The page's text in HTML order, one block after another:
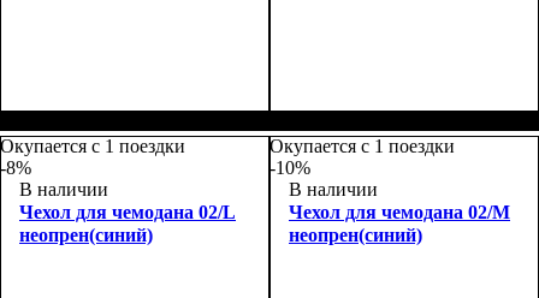
Окупается с 1 поездки
-8%
В наличии
Чехол для чемодана 02/L
неопрен(синий)
Окупается с 1 поездки
-10%
В наличии
Чехол для чемодана 02/M
неопрен(синий)